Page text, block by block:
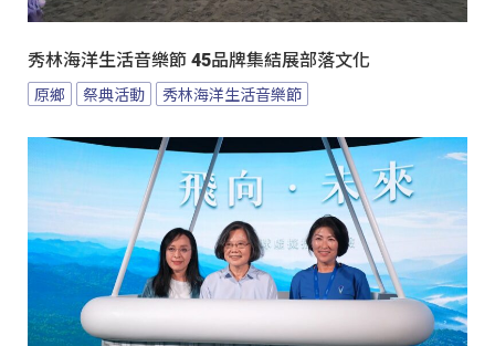
秀林海洋生活音樂節 45品牌集結展部落文化
原鄉 祭典活動 秀林海洋生活音樂節